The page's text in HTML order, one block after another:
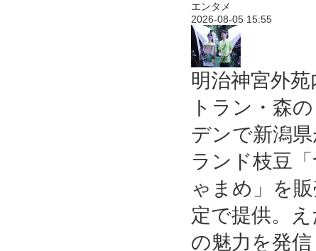
エンタメ
2026-08-05 15:55
明治神宮外苑
トラン・森
デンで新潟
ランド枝豆
ゃまめ」を
定で提供。
の魅力を発信